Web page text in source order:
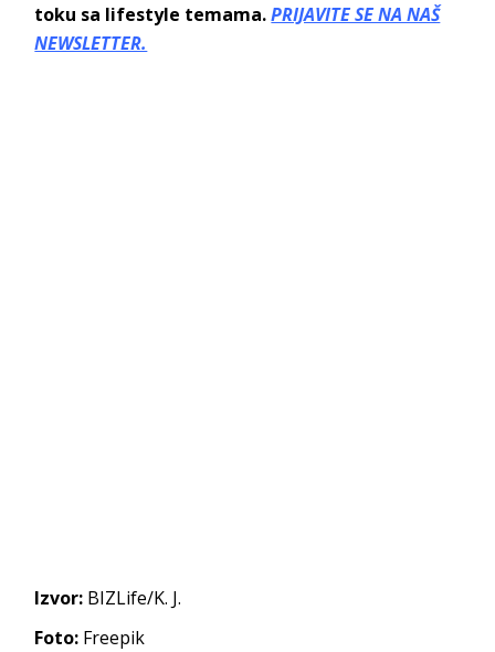
toku sa lifestyle temama.PRIJAVITE SE NA NAŠ
NEWSLETTER.
Izvor: BIZLife/K. J.
Foto: Freepik